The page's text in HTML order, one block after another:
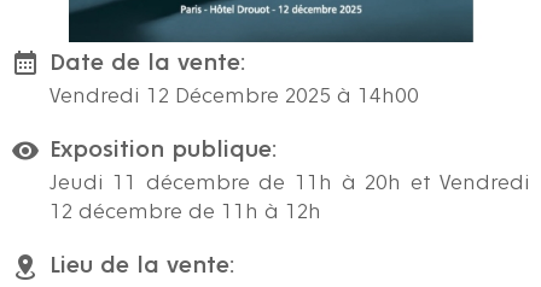
Date de la vente:
Vendredi 12 Décembre 2025 à 14h00
Exposition publique:
Jeudi 11 décembre de 11h à 20h et Vendredi
12 décembre de 11h à 12h
Lieu de la vente: